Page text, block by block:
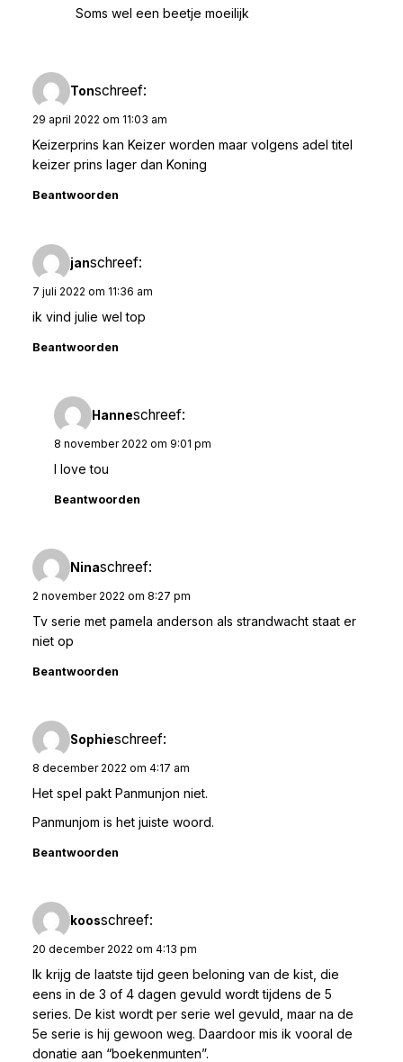
Soms wel een beetje moeilijk
Tonschreef:
29 april 2022 om 11:03 am
Keizerprins kan Keizer worden maar volgens adel titel
keizer prins lager dan Koning
Beantwoorden
janschreef:
7 juli 2022 om 11:36 am
ik vind julie wel top
Beantwoorden
Hanneschreef:
8 november 2022 om 9:01 pm
I love tou
Beantwoorden
Ninaschreef:
2 november 2022 om 8:27 pm
Tv serie met pamela anderson als strandwacht staat er
niet op
Beantwoorden
Sophieschreef:
8 december 2022 om 4:17 am
Het spel pakt Panmunjon niet.
Panmunjom is het juiste woord.
Beantwoorden
koosschreef:
20 december 2022 om 4:13 pm
Ik krijg de laatste tijd geen beloning van de kist, die
eens in de 3 of 4 dagen gevuld wordt tijdens de 5
series. De kist wordt per serie wel gevuld, maar na de
5e serie is hij gewoon weg. Daardoor mis ik vooral de
donatie aan “boekenmunten”.